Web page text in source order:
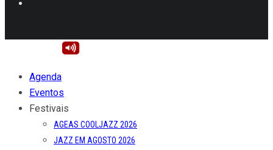
Agenda
Eventos
Festivais
AGEAS COOLJAZZ 2026
JAZZ EM AGOSTO 2026